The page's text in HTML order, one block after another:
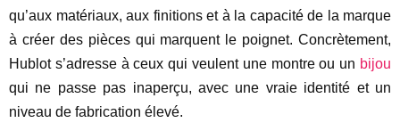
qu’aux matériaux, aux finitions et à la capacité de la marque
à créer des pièces qui marquent le poignet. Concrètement,
Hublot s’adresse à ceux qui veulent une montre ou un bijou
qui ne passe pas inaperçu, avec une vraie identité et un
niveau de fabrication élevé.